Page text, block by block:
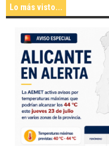
Lo más visto...